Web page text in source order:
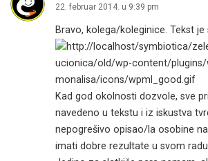
22. februar 2014. u 9:39 pm
Bravo, kolega/koleginice. Tekst je
Kad god okolnosti dozvole, sve
navedeno u tekstu i iz iskustva
nepogrešivo opisao/la osobine
imati dobre rezultate u svom